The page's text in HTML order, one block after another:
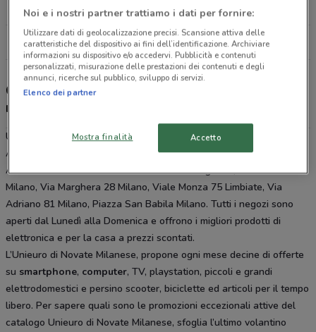
7.3 km
CHIUSO
Tutti i negozi Unieuro
Gli sconti del nuovo volantino Unieuro e i
negozi
Unieuro è presente in vari punti della città: lo trovi in Via Carlo
Amoretti 1 Novate Milanese, Via Grosotto 7 Milano, Via Giorgio
Amendola - S.S. 35 Dei Giovi 37 Pederno Dugnano, Viale Sarca
Milano, Via Marghera 28 Milano, Viale Monza 75 Limbiate, Via
Adriano 81 Milano, Piazza San Babila Milano. Tutti i negozi sono
aperti dal Lunedì alla Domenica e offrono i migliori prodotti di
elettronica e per la casa a prezzi scontati.
L’Unieuro di Novate Milanese, propone ogni mese decine di offerte
su smartphone, computer, TV, playstation, piccoli e grandi
elettrodomestici e persino scooter, biciclette ed articoli per il tempo
libero. Per sapere quali sono le promozioni eccezionali attive del
catalogo Unieuro di Novate Milanese, sfoglia l’ultimo volantino
Noi e i nostri partner trattiamo i dati per fornire:
Utilizzare dati di geolocalizzazione precisi. Scansione attiva delle
caratteristiche del dispositivo ai fini dell’identificazione. Archiviare
informazioni su dispositivo e/o accedervi. Pubblicità e contenuti
personalizzati, misurazione delle prestazioni dei contenuti e degli
annunci, ricerche sul pubblico, sviluppo di servizi.
Elenco dei partner
Mostra finalità Accetto